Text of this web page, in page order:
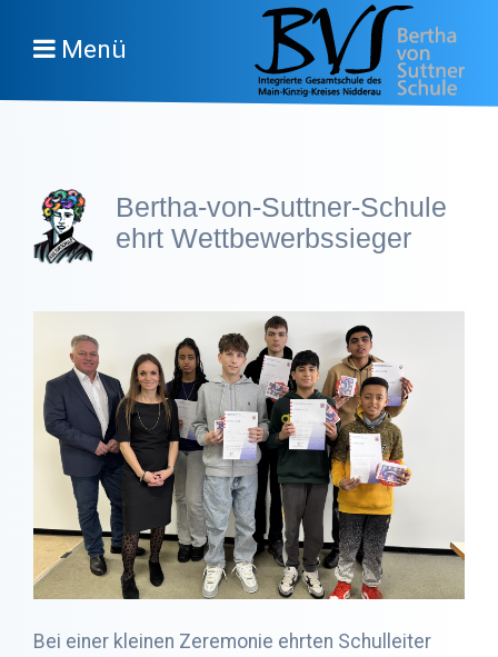
Menü
Bertha-von-Suttner-Schule
ehrt Wettbewerbssieger
Bei einer kleinen Zeremonie ehrten Schulleiter